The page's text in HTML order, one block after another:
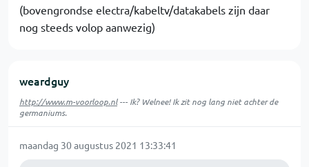
(bovengrondse electra/kabeltv/datakabels zijn daar
nog steeds volop aanwezig)
weardguy
http://www.m-voorloop.nl--- Ik? Welnee! Ik zit nog lang niet achter de
germaniums.
maandag 30 augustus 2021 13:33:41